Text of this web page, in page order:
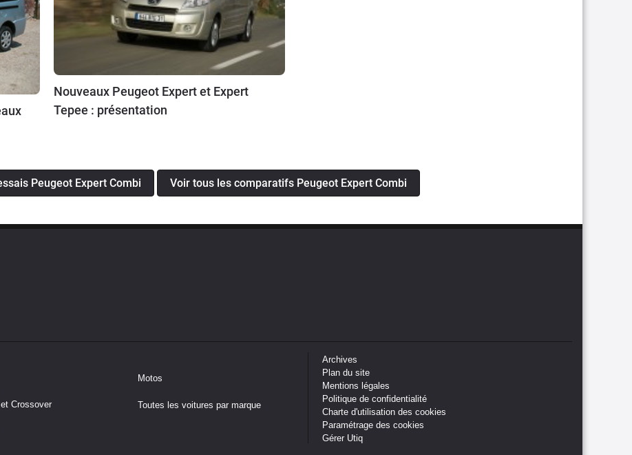
Nouveaux Peugeot Expert et Expert
Tepee : présentation
Peugeot Expert Combi Voir tous les comparatifs Peugeot Expert Combi
Crossover
Motos
Toutes les voitures par marque
Archives
Plan du site
Mentions légales
Politique de confidentialité
Charte d'utilisation des cookies
Paramétrage des cookies
Gérer Utiq